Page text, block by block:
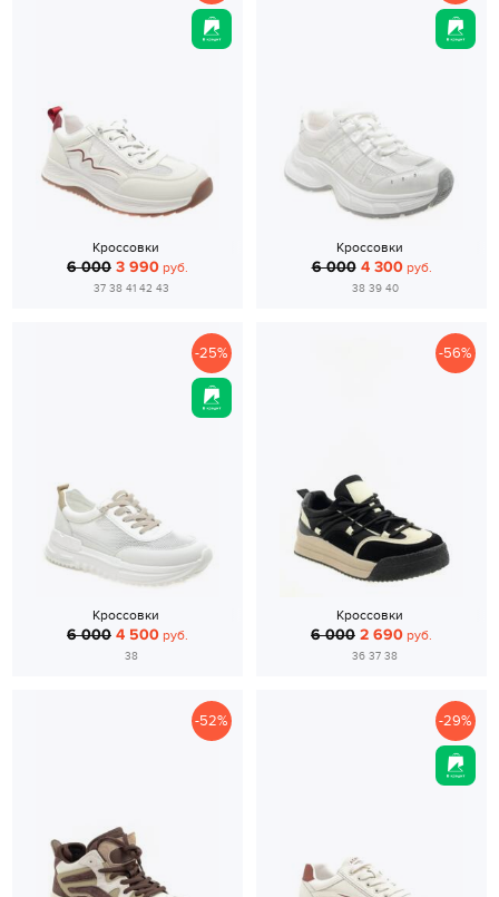
Кроссовки
6 000 3 990 руб.
37 38 41 42 43
Кроссовки
6 000 4 300руб.
38 39 40
-25%
Кроссовки
6 000 4 500 руб.
38
-56%
Кроссовки
6 000 2 690 руб.
36 37 38
-52% -29%